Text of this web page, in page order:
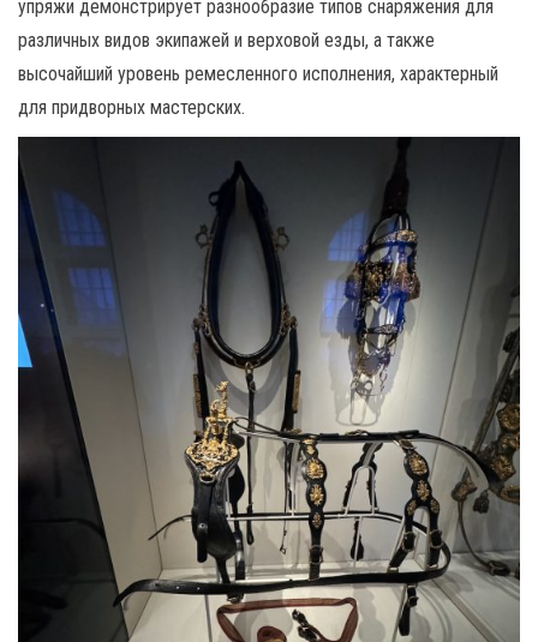
упряжи демонстрирует разнообразие типов снаряжения для
различных видов экипажей и верховой езды, а также
высочайший уровень ремесленного исполнения, характерный
для придворных мастерских.